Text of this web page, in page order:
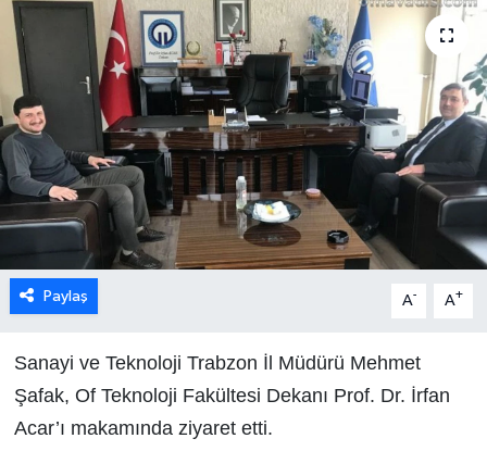
Paylaş A- A+
Sanayi ve Teknoloji Trabzon İl Müdürü Mehmet
Şafak, Of Teknoloji Fakültesi Dekanı Prof. Dr. İrfan
Acar’ı makamında ziyaret etti.